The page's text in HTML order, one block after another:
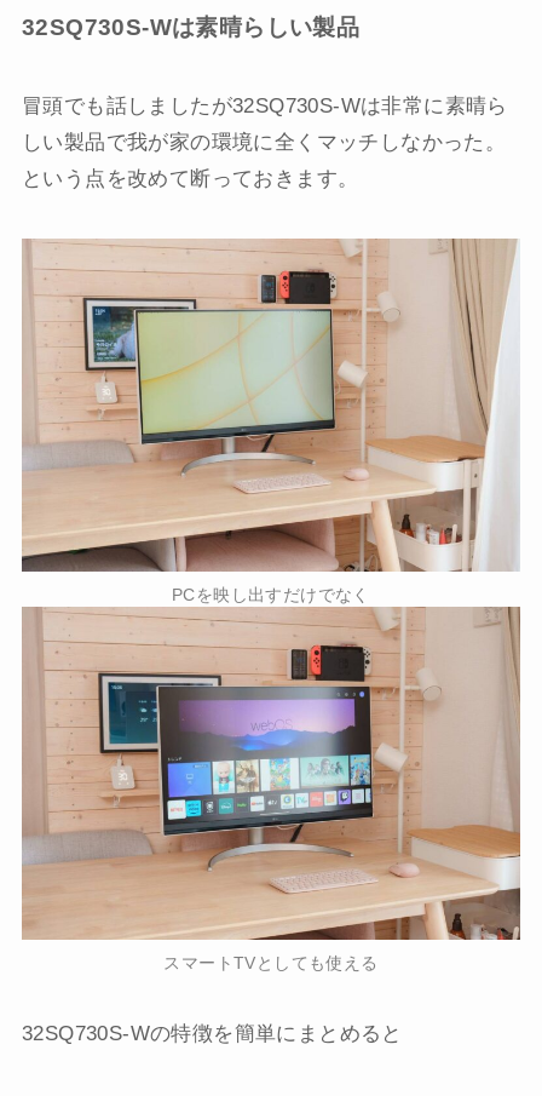
32SQ730S-Wは素晴らしい製品
冒頭でも話しましたが32SQ730S-Wは非常に素晴ら
しい製品で我が家の環境に全くマッチしなかった。
という点を改めて断っておきます。
PCを映し出すだけでなく
スマートTVとしても使える
32SQ730S-Wの特徴を簡単にまとめると